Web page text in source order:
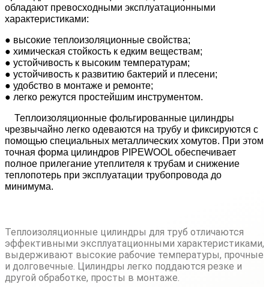
обладают превосходными эксплуатационными
характеристиками:
● высокие теплоизоляционные свойства;
● химическая стойкость к едким веществам;
● устойчивость к высоким температурам;
● устойчивость к развитию бактерий и плесени;
● удобство в монтаже и ремонте;
● легко режутся простейшим инструментом.
Теплоизоляционные фольгированные цилиндры
чрезвычайно легко одеваются на трубу и фиксируются с
помощью специальных металлических хомутов. При этом
точная форма цилиндров PIPEWOOL обеспечивает
полное прилегание утеплителя к трубам и снижение
теплопотерь при эксплуатации трубопровода до
минимума.
Теплоизоляционные цилиндры для труб отличаются
эффективными эксплуатационными характеристиками,
выдерживают высокие рабочие температуры, прочные
и долговечные. Цилиндры легко поддаются резке и
другой обработке, просты в монтаже.